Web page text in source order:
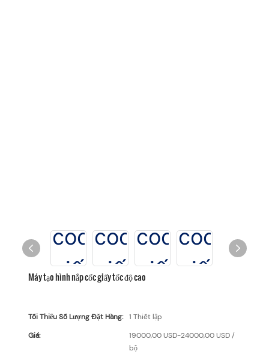
Máy tạo hình nắp cốc giấy tốc độ cao
Tối Thiểu Số Lượng Đặt Hàng:
1 Thiết lập
Giá:
19000,00 USD-24000,00 USD /
bộ